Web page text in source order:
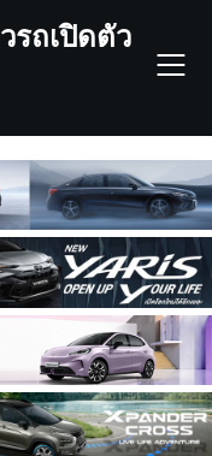
รถเปิดตัว